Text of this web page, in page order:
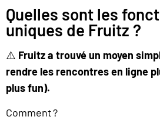
Quelles sont les
uniques de Fruitz ?
⚠️ Fruitz a trouvé un moyen
rendre les rencontres en ligne
plus fun).
Comment ?